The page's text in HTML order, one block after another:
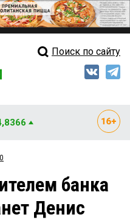
Свежий выпуск
Рейтинги
Блоги
Поиск по сайту
банка
Денис